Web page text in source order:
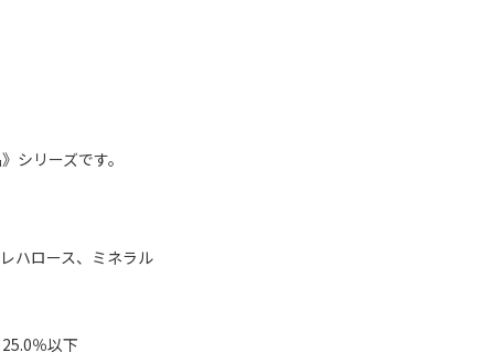
シリーズです。
ハロース、ミネラル
％以下